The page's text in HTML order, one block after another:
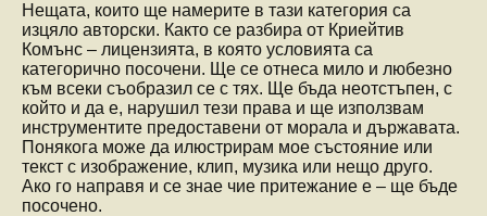
Нещата, които ще намерите в тази категория са
изцяло авторски. Както се разбира от Криейтив
Комънс – лицензията, в която условията са
категорично посочени. Ще се отнеса мило и любезно
към всеки съобразил се с тях. Ще бъда неотстъпен, с
който и да е, нарушил тези права и ще използвам
инструментите предоставени от морала и държавата.
Понякога може да илюстрирам мое състояние или
текст с изображение, клип, музика или нещо друго.
Ако го направя и се знае чие притежание е – ще бъде
посочено.